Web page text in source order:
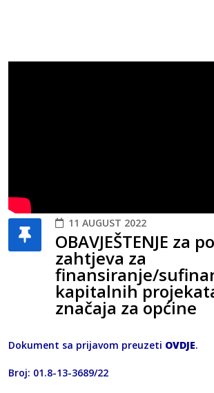
11 AUGUST 2022
OBAVJEŠTENJE za
zahtjeva za
finansiranje/
kapitalnih
značaja za općine
Dokument sa prijavom preuzeti OVDJE.
Broj: 01.8-13-3689/22